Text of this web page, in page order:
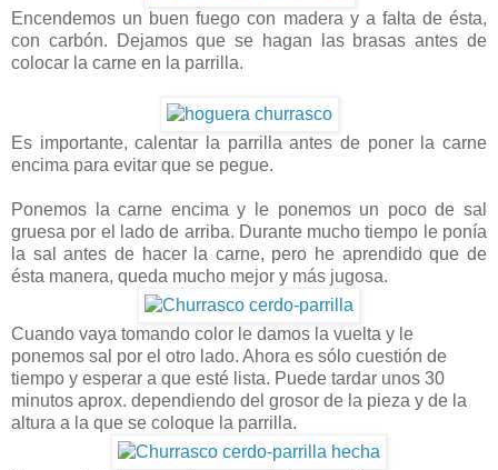
Encendemos un buen fuego con madera y a falta de ésta,
con carbón. Dejamos que se hagan las brasas antes de
colocar la carne en la parrilla.
Es importante, calentar la parrilla antes de poner la carne
encima para evitar que se pegue.
Ponemos la carne encima y le ponemos un poco de sal
gruesa por el lado de arriba. Durante mucho tiempo le ponía
la sal antes de hacer la carne, pero he aprendido que de
ésta manera, queda mucho mejor y más jugosa.
Cuando vaya tomando color le damos la vuelta y le
ponemos sal por el otro lado. Ahora es sólo cuestión de
tiempo y esperar a que esté lista. Puede tardar unos 30
minutos aprox. dependiendo del grosor de la pieza y de la
altura a la que se coloque la parrilla.